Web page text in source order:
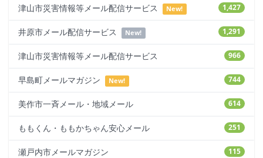
1,427
津山市災害情報等メール配信サービス New!
1,291
井原市メール配信サービス New!
966
津山市災害情報等メール配信サービス
744
早島町メールマガジン New!
614
美作市一斉メール・地域メール
251
ももくん・ももかちゃん安心メール
115
瀬戸内市メールマガジン